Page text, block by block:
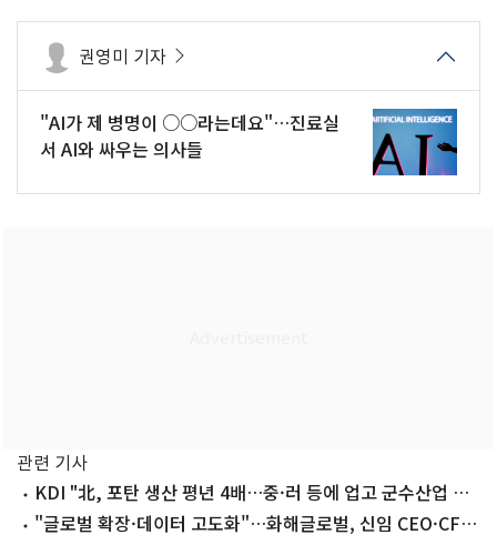
권영미 기자
"AI가 제 병명이 ○○라는데요"…진료실
서 AI와 싸우는 의사들
관련 기사
KDI "北, 포탄 생산 평년 4배…중·러 등에 업고 군수산업 재
도약 가능성"
"글로벌 확장·데이터 고도화"…화해글로벌, 신임 CEO·CFO